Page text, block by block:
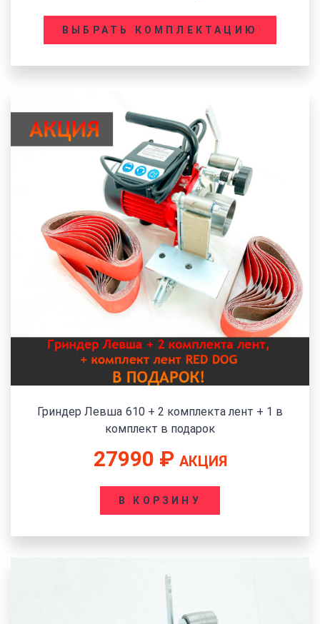
ВЫБРАТЬ КОМПЛЕКТАЦИЮ
Гриндер Левша 610 + 2 комплекта лент + 1 в
комплект в подарок
27990 ₽ АКЦИЯ
В КОРЗИНУ